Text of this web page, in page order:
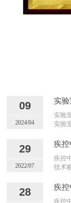
09
2024/04
实
实验
实验
设计
微
说，
注重
求。
29
2022/07
疾
疾控
技术
的实
四
28 疾
疾控